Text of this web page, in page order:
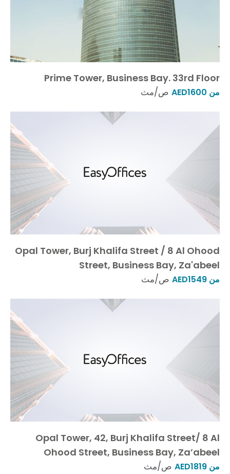
Prime Tower, Business Bay. 33rd Floor
من AED1600 ص/مث
Opal Tower, Burj Khalifa Street / 8 Al Ohood
Street, Business Bay, Za'abeel
من AED1549 ص/مث
Opal Tower, 42, Burj Khalifa Street/ 8 Al
Ohood Street, Business Bay, Za’abeel
من AED1819 ص/مث